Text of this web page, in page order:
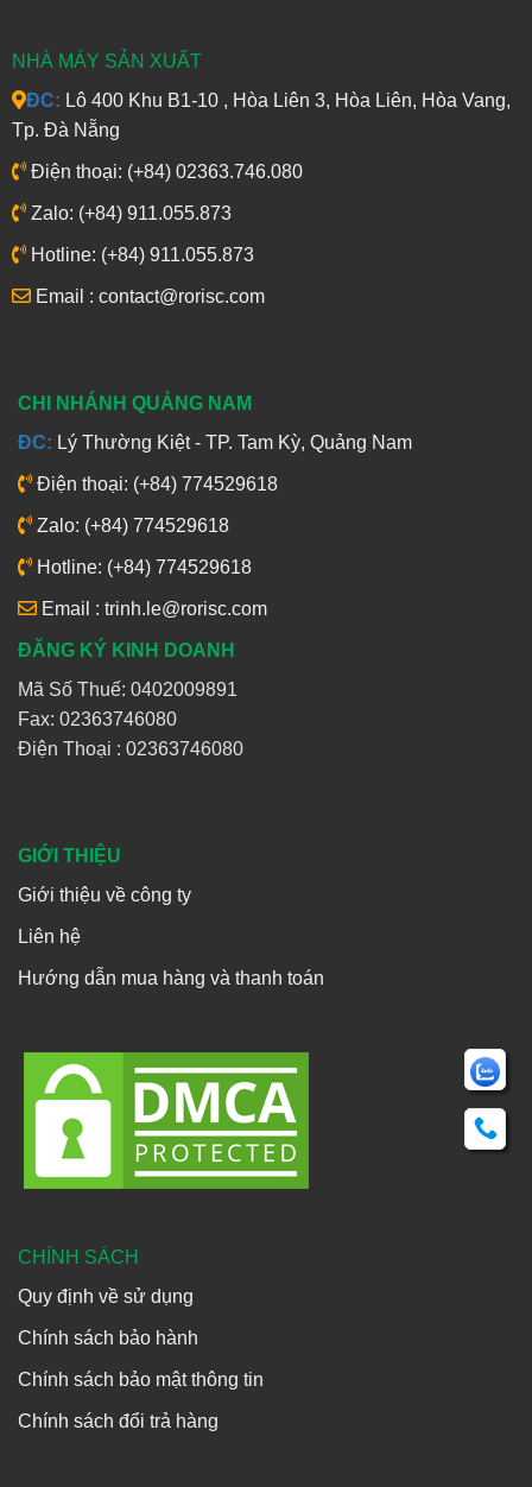
NHÀ MÁY SẢN XUẤT
ĐC: Lô 400 Khu B1-10 , Hòa Liên 3, Hòa Liên, Hòa Vang,
Tp. Đà Nẵng
Điện thoại: (+84) 02363.746.080
Zalo: (+84) 911.055.873
Hotline: (+84) 911.055.873
Email : contact@rorisc.com
CHI NHÁNH QUẢNG NAM
ĐC: Lý Thường Kiệt - TP. Tam Kỳ, Quảng Nam
Điện thoại: (+84) 774529618
Zalo: (+84) 774529618
Hotline: (+84) 774529618
Email : trinh.le@rorisc.com
ĐĂNG KÝ KINH DOANH
Mã Số Thuế: 0402009891
Fax: 02363746080
Điện Thoại : 02363746080
GIỚI THIỆU
Giới thiệu về công ty
Liên hệ
Hướng dẫn mua hàng và thanh toán
CHÍNH SÁCH
Quy định về sử dụng
Chính sách bảo hành
Chính sách bảo mật thông tin
Chính sách đổi trả hàng